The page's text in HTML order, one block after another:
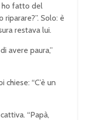
ho fatto del
riparare?”. Solo: è
restava lui.
avere paura,”
“C’è un
“Papà,